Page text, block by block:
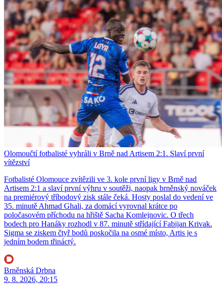
Olomoučtí fotbalisté vyhráli v Brně nad Artisem 2:1. Slaví první
vítězství
Fotbalisté Olomouce zvítězili ve 3. kole první ligy v Brně nad
Artisem 2:1 a slaví první výhru v soutěži, naopak brněnský nováček
na premiérový tříbodový zisk stále čeká. Hosty poslal do vedení ve
35. minutě Ahmad Ghali, za domácí vyrovnal krátce po
poločasovém příchodu na hřiště Sacha Komlejnovic. O třech
bodech pro Hanáky rozhodl v 87. minutě střídající Fabijan Krivak.
Sigma se ziskem čtyř bodů poskočila na osmé místo, Artis je s
jedním bodem třináctý.
Brněnská Drbna
9. 8. 2026, 20:15